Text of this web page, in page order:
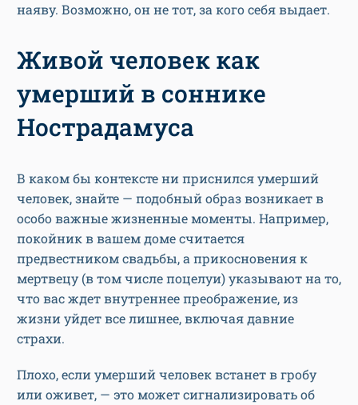
наяву. Возможно, он не тот, за кого себя выдает.
Живой человек как
умерший в соннике
Нострадамуса
В каком бы контексте ни приснился умерший
человек, знайте — подобный образ возникает в
особо важные жизненные моменты. Например,
покойник в вашем доме считается
предвестником свадьбы, а прикосновения к
мертвецу (в том числе поцелуи) указывают на то,
что вас ждет внутреннее преображение, из
жизни уйдет все лишнее, включая давние
страхи.
Плохо, если умерший человек встанет в гробу
или оживет, — это может сигнализировать об